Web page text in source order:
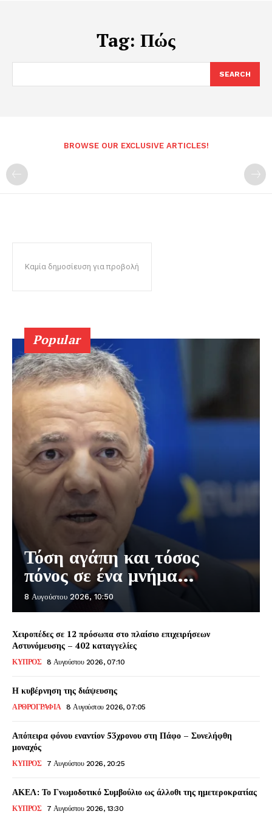
Tag: Πώς
SEARCH
BROWSE OUR EXCLUSIVE ARTICLES!
Καμία δημοσίευση για προβολή
Popular
Τόση αγάπη και τόσος
πόνος σε ένα μνήμα…
8 Αυγούστου 2026, 10:50
Χειροπέδες σε 12 πρόσωπα στο πλαίσιο επιχειρήσεων
Αστυνόμευσης – 402 καταγγελίες
ΚΥΠΡΟΣ 8 Αυγούστου 2026, 07:10
Η κυβέρνηση της διάψευσης
ΑΡΘΡΟΓΡΑΦΙΑ 8 Αυγούστου 2026, 07:05
Απόπειρα φόνου εναντίον 53χρονου στη Πάφο – Συνελήφθη
μοναχός
ΚΥΠΡΟΣ 7 Αυγούστου 2026, 20:25
ΑΚΕΛ: Το Γνωμοδοτικό Συμβούλιο ως άλλοθι της ημετεροκρατίας
ΚΥΠΡΟΣ 7 Αυγούστου 2026, 13:30